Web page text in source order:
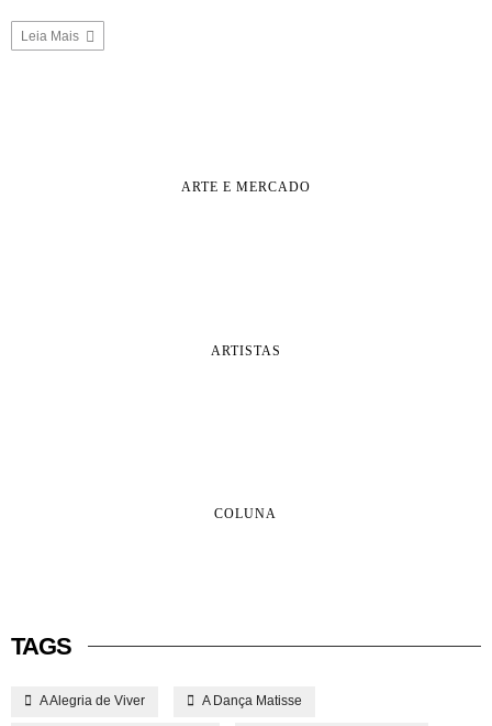
Leia Mais
ARTE E MERCADO
ARTISTAS
COLUNA
TAGS
A Alegria de Viver A Dança Matisse